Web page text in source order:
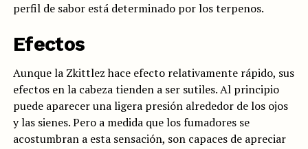
perfil de sabor está determinado por los terpenos.
Efectos
Aunque la Zkittlez hace efecto relativamente rápido, sus
efectos en la cabeza tienden a ser sutiles. Al principio
puede aparecer una ligera presión alrededor de los ojos
y las sienes. Pero a medida que los fumadores se
acostumbran a esta sensación, son capaces de apreciar